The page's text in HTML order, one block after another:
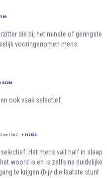
die bij het minste of geringste
vooringenomen mens.
53256
ook vaak selectief.
om 15:02 + 112826
Het mens valt half in slaap
woord is en is zelfs na duidelijke
te krijgen (bijv die laatste stunt